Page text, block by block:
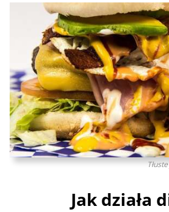
Jak działa